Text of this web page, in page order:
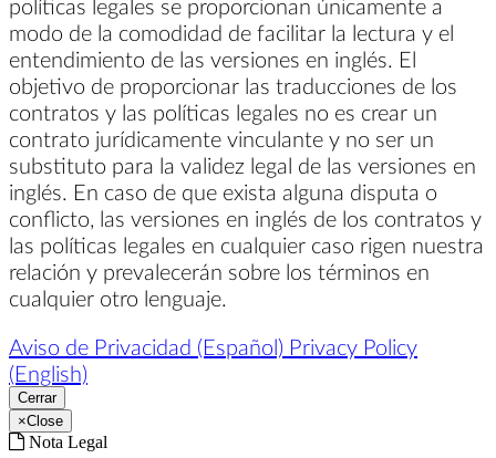
políticas legales se proporcionan únicamente a
modo de la comodidad de facilitar la lectura y el
entendimiento de las versiones en inglés. El
objetivo de proporcionar las traducciones de los
contratos y las políticas legales no es crear un
contrato jurídicamente vinculante y no ser un
substituto para la validez legal de las versiones en
inglés. En caso de que exista alguna disputa o
conflicto, las versiones en inglés de los contratos y
las políticas legales en cualquier caso rigen nuestra
relación y prevalecerán sobre los términos en
cualquier otro lenguaje.
Aviso de Privacidad (Español) Privacy Policy
(English)
Cerrar
×Close
Nota Legal